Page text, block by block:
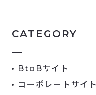
CATEGORY
BtoBサイト
コーポレートサイト